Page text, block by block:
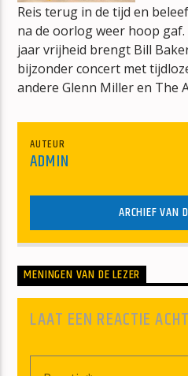
mz-radio
Reis terug in de tijd en
na de oorlog weer hoop
jaar vrijheid brengt Bill
bijzonder concert met
andere Glenn Miller en The
AUTEUR
ADMIN
ARCHIEF VAN
MENINGEN VAN DE LEZER
LAAT EEN REACTIE